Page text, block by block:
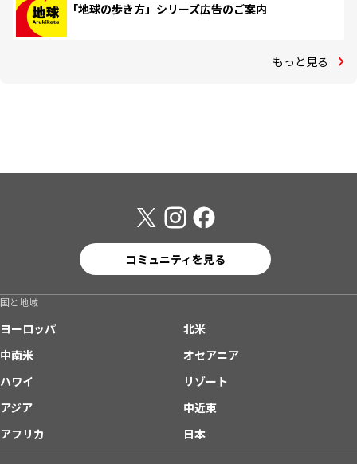
「地球の歩き方」シリーズ広告のご案内
もっと見る
コミュニティを見る
国と地域
ヨーロッパ
北米
中南米
オセアニア
ハワイ
リゾート
アジア
中近東
アフリカ
日本